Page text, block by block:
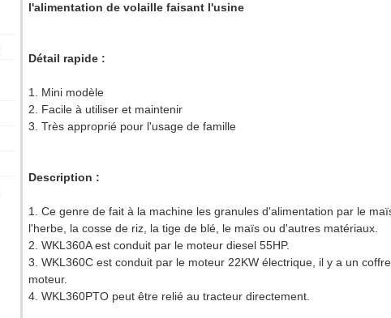
l'alimentation de volaille faisant l'usine
Détail rapide :
1. Mini modèle
2. Facile à utiliser et maintenir
3. Très approprié pour l'usage de famille
Description :
1. Ce genre de fait à la machine les granules d'alimentation par le
l'herbe, la cosse de riz, la tige de blé, le maïs ou d'autres matériaux.
2. WKL360A est conduit par le moteur diesel 55HP.
3. WKL360C est conduit par le moteur 22KW électrique, il y a un
moteur.
4. WKL360PTO peut être relié au tracteur directement.